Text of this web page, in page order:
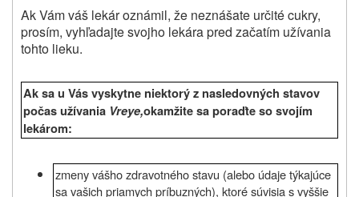
Ak Vám váš lekár oznámil, že neznášate určité cukry,
prosím, vyhľadajte svojho lekára pred začatím užívania
tohto lieku.
Ak sa u Vás vyskytne niektorý z nasledovných stavov
počas užívania Vreye,okamžite sa poraďte so svojím
lekárom:
zmeny vášho zdravotného stavu (alebo údaje týkajúce
sa vašich priamych príbuzných), ktoré súvisia s vyššie